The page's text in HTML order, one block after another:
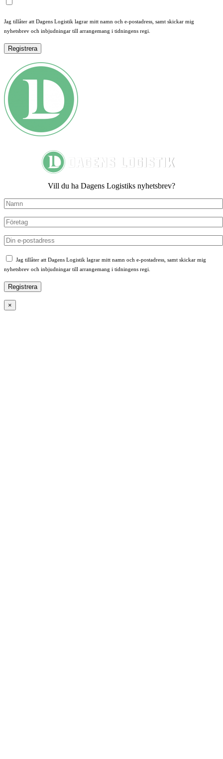
Jag tillåter att Dagens Logistik lagrar mitt namn och e-postadress, samt skickar mig
nyhetsbrev och inbjudningar till arrangemang i tidningens regi.
Vill du ha Dagens Logistiks nyhetsbrev?
Jag tillåter att Dagens Logistik lagrar mitt namn och e-postadress, samt skickar mig
nyhetsbrev och inbjudningar till arrangemang i tidningens regi.
×